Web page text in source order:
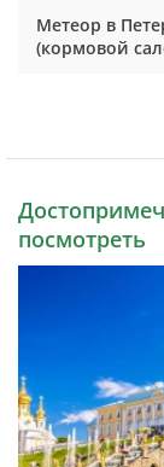
Метеор в
(кормовой
посмотреть